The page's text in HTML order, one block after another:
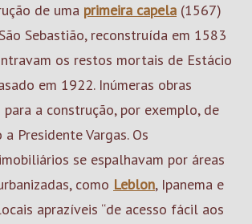
de uma primeira capela (1567)
Sebastião, reconstruída em 1583
os restos mortais de Estácio
em 1922. Inúmeras obras
para a construção, por exemplo, de
Presidente Vargas. Os
se espalhavam por áreas
como Leblon, Ipanema e
aprazíveis “de acesso fácil aos